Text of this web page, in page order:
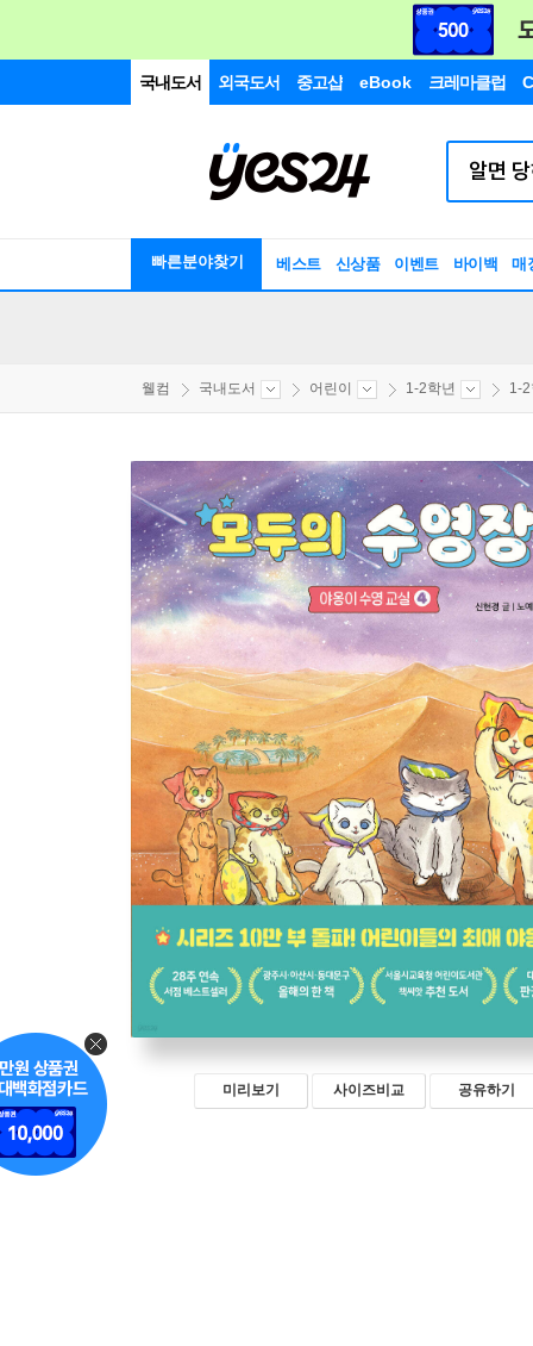
국내도서 외국도서 중고샵 eBook 크레마클럽
빠른분야찾기 베스트 신상품 이벤트 바이백 매
웰컴 국내도서 어린이 1-2학년 1-
미리보기 사이즈비교 공유하기